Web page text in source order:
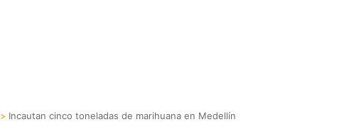
> Incautan cinco toneladas de marihuana en Medellín